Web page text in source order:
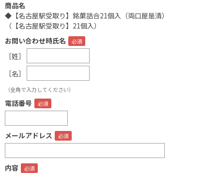
商品名
◆【名古屋駅受取り】銘菓詰合21個入（両口屋是清）
（【名古屋駅受取り】21個入）
お問い合わせ時氏名
［姓］
［名］
（全角で入力してください）
電話番号
メールアドレス
内容